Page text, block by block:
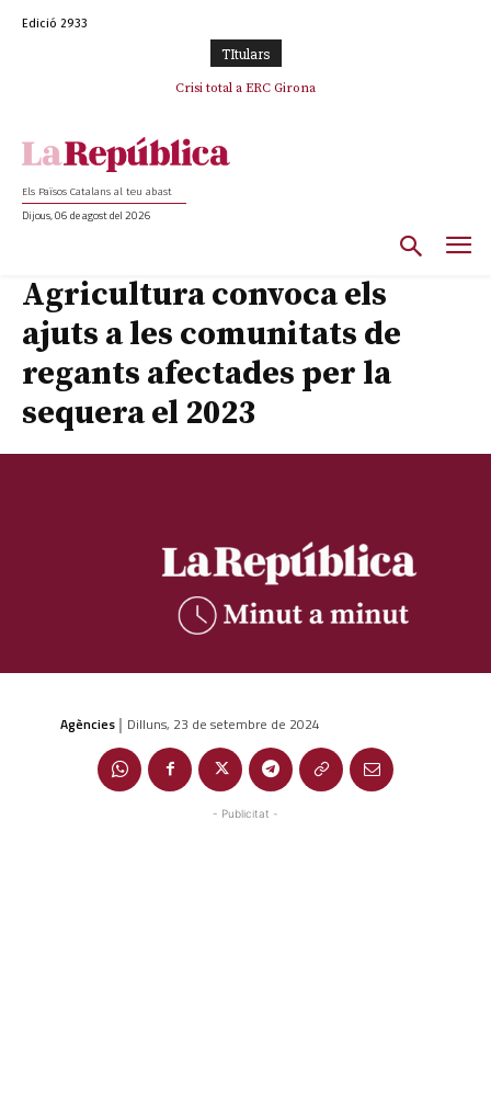
Edició 2933
TItulars
Crisi total a ERC Girona
Els Països Catalans al teu abast
Dijous, 06 de agost del 2026
Agricultura convoca els
ajuts a les comunitats de
regants afectades per la
sequera el 2023
Agències | Dilluns, 23 de setembre de 2024
- Publicitat -